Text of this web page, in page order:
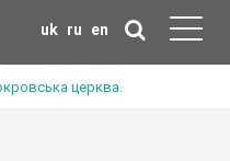
uk ru en
церква.